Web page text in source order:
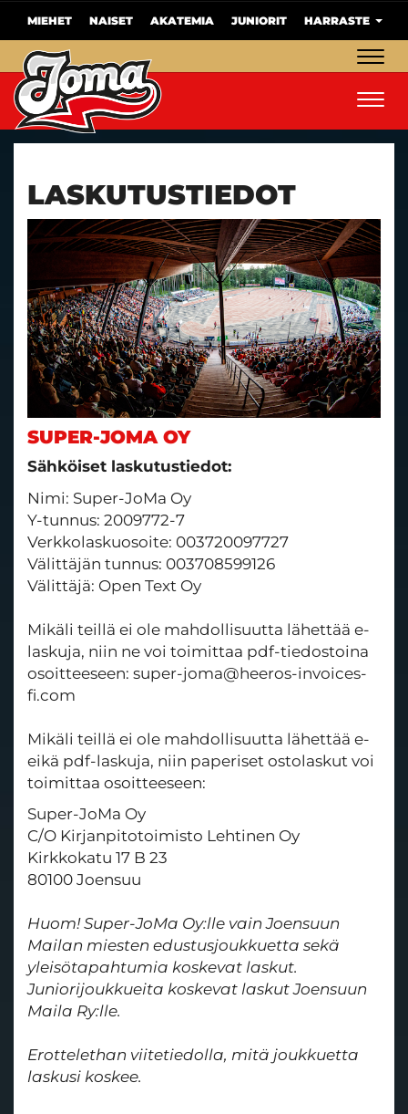
MIEHET NAISET AKATEMIA JUNIORIT HARRASTE
LASKUTUSTIEDOT
SUPER-JOMA OY
Sähköiset laskutustiedot:
Nimi: Super-JoMa Oy
Y-tunnus: 2009772-7
Verkkolaskuosoite: 003720097727
Välittäjän tunnus: 003708599126
Välittäjä: Open Text Oy
Mikäli teillä ei ole mahdollisuutta lähettää e-
laskuja, niin ne voi toimittaa pdf-tiedostoina
osoitteeseen: super-joma@heeros-invoices-
fi.com
Mikäli teillä ei ole mahdollisuutta lähettää e-
eikä pdf-laskuja, niin paperiset ostolaskut voi
toimittaa osoitteeseen:
Super-JoMa Oy
C/O Kirjanpitotoimisto Lehtinen Oy
Kirkkokatu 17 B 23
80100 Joensuu
Huom! Super-JoMa Oy:lle vain Joensuun
Mailan miesten edustusjoukkuetta sekä
yleisötapahtumia koskevat laskut.
Juniorijoukkueita koskevat laskut Joensuun
Maila Ry:lle.
​​​​​​​Erottelethan viitetiedolla, mitä joukkuetta
laskusi koskee.